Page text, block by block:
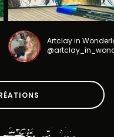
Artclay in